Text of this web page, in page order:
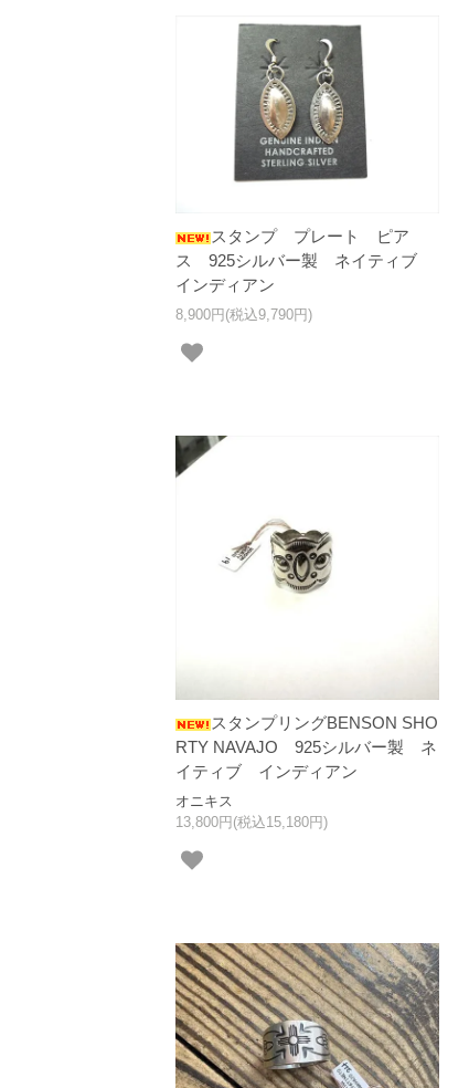
スタンプ プレート ピア
ス 925シルバー製 ネイティブ
インディアン
8,900円(税込9,790円)
スタンプリングBENSON SHO
RTY NAVAJO 925シルバー製 ネ
イティブ インディアン
オニキス
13,800円(税込15,180円)